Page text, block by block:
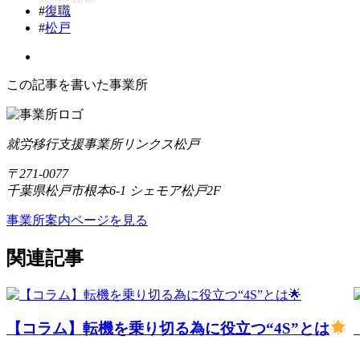
#復職
#松戸
この記事を書いた事業所
就労移行支援事業所リンクス松戸
〒271-0077
千葉県松戸市根本6-1 シェモア松戸2F
事業所案内ページを見る
関連記事
【コラム】転機を乗り切る為に役立つ“4S”とは